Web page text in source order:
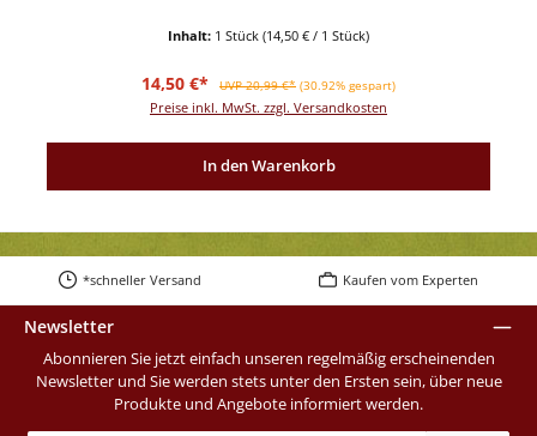
Inhalt: 1 Stück (14,50 € / 1 Stück)
Verkaufspreis:
14,50 €* Regulärer Preis:
UVP 20,99 €* (30.92% gespart)
Preise inkl. MwSt. zzgl. Versandkosten
In den Warenkorb
*schneller Versand Kaufen vom Experten
Newsletter
Abonnieren Sie jetzt einfach unseren regelmäßig erscheinenden
Newsletter und Sie werden stets unter den Ersten sein, über neue
Produkte und Angebote informiert werden.